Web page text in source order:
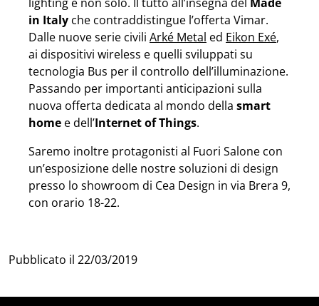
in Italy che contraddistingue l’offerta Vimar.
Dalle nuove serie civili Arké Metal ed Eikon Exé,
ai dispositivi wireless e quelli sviluppati su
tecnologia Bus per il controllo dell’illuminazione.
Passando per importanti anticipazioni sulla
nuova offerta dedicata al mondo della smart
home e dell’Internet of Things.
Saremo inoltre protagonisti al Fuori Salone con
un’esposizione delle nostre soluzioni di design
presso lo showroom di Cea Design in via Brera 9,
con orario 18-22.
Pubblicato il 22/03/2019